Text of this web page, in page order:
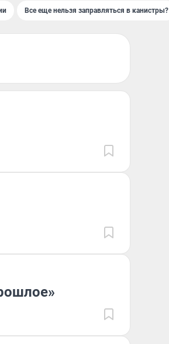
Все еще нельзя заправляться в канистры?